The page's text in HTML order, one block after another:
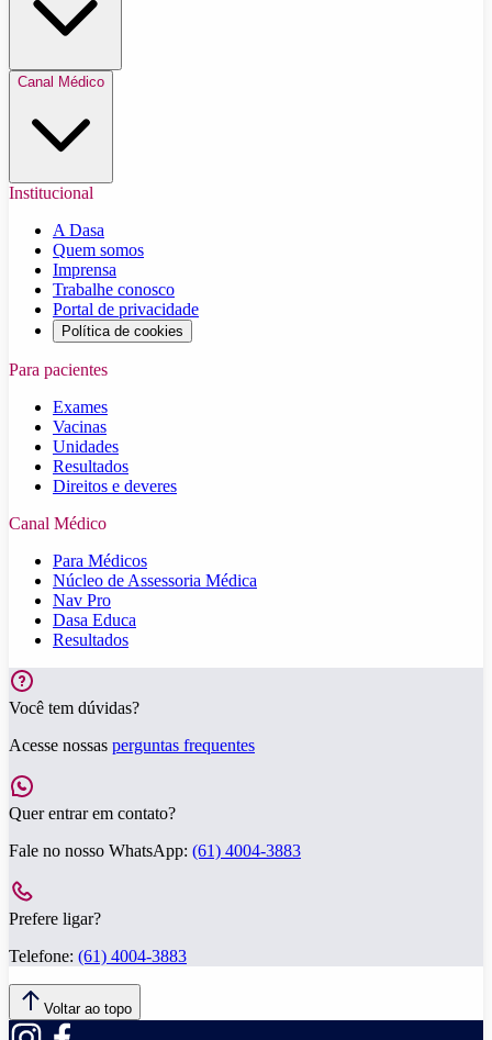
Canal Médico
Institucional
A Dasa
Quem somos
Imprensa
Trabalhe conosco
Portal de privacidade
Política de cookies
Para pacientes
Exames
Vacinas
Unidades
Resultados
Direitos e deveres
Canal Médico
Para Médicos
Núcleo de Assessoria Médica
Nav Pro
Dasa Educa
Resultados
Você tem dúvidas?
Acesse nossas perguntas frequentes
Quer entrar em contato?
Fale no nosso WhatsApp: (61) 4004-3883
Prefere ligar?
Telefone: (61) 4004-3883
Voltar ao topo